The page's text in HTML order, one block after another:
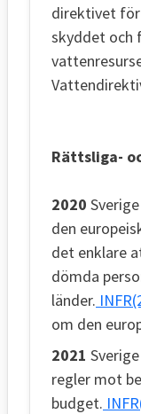
direktivet
skyddet och
Rättsliga-
2020
den
det enklare
dömda
länder.
om den
2021
regler mot
budget.